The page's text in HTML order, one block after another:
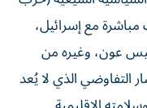
مع إسرائيل،
عون، وغيره من
التفاوضي الذي لا يُعد